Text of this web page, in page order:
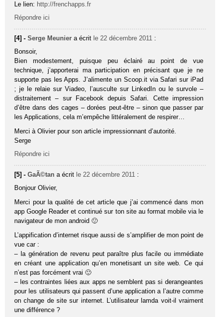
Le lien: http://frenchapps.fr
Répondre ici
[4] -Serge Meunier a écrit le 22 décembre 2011 :
Bonsoir,
Bien modestement, puisque peu éclairé au point de vue
technique, j’apporterai ma participation en précisant que je ne
supporte pas les Apps. J’alimente un Scoop.it via Safari sur iPad
; je le relaie sur Viadeo, l’ausculte sur LinkedIn ou le survole –
distraitement – sur Facebook depuis Safari. Cette impression
d’être dans des cages – dorées peut-être – sinon que passer par
les Applications, cela m’empêche littéralement de respirer…
Merci à Olivier pour son article impressionnant d’autorité.
Serge
Répondre ici
[5] -GaÃ©tan a écrit le 22 décembre 2011 :
Bonjour Olivier,
Merci pour la qualité de cet article que j’ai commencé dans mon
app Google Reader et continué sur ton site au format mobile via le
navigateur de mon android 🙂
L’appification d’internet risque aussi de s’amplifier de mon point de
vue car :
– la génération de revenu peut paraître plus facile ou immédiate
en créant une application qu’en monetisant un site web. Ce qui
n’est pas forcément vrai 🙂
– les contraintes liées aux apps ne semblent pas si derangeantes
pour les utilisateurs qui passent d’une application a l’autre comme
on change de site sur internet. L’utilisateur lamda voit-il vraiment
une différence ?